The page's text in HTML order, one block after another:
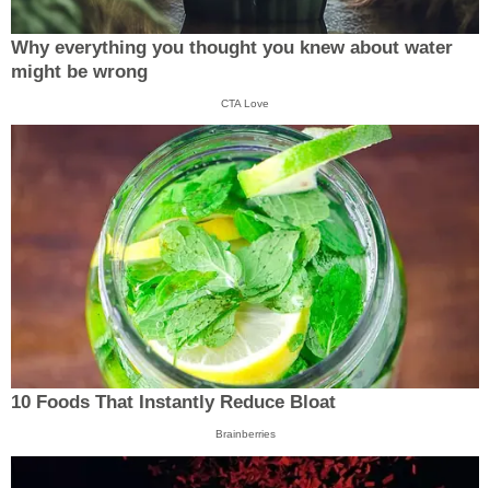
Why everything you thought you knew about water
might be wrong
CTA Love
10 Foods That Instantly Reduce Bloat
Brainberries